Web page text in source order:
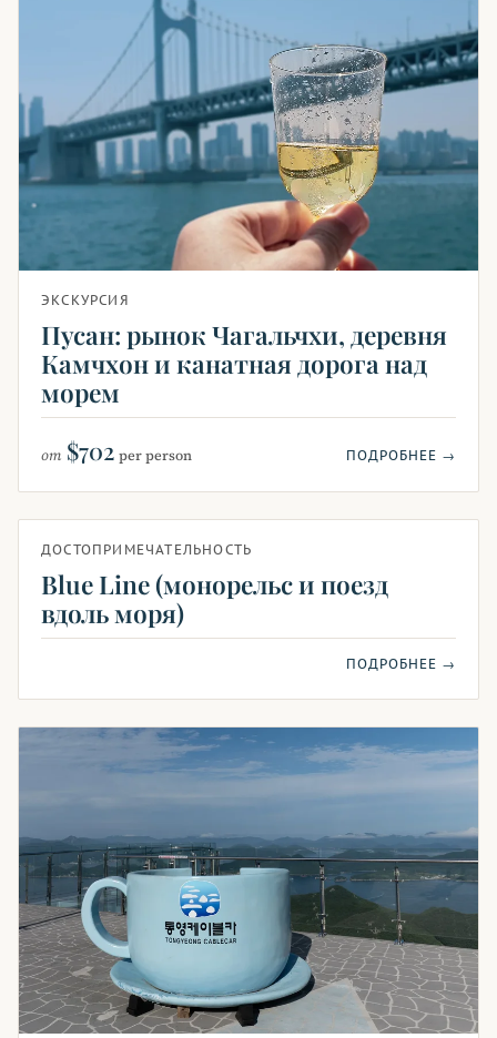
ЭКСКУРСИЯ
Пусан: рынок Чагальчхи, деревня
Камчхон и канатная дорога над
морем
от $702 per person ПОДРОБНЕЕ →
ДОСТОПРИМЕЧАТЕЛЬНОСТЬ
Blue Line (монорельс и поезд
вдоль моря)
ПОДРОБНЕЕ →